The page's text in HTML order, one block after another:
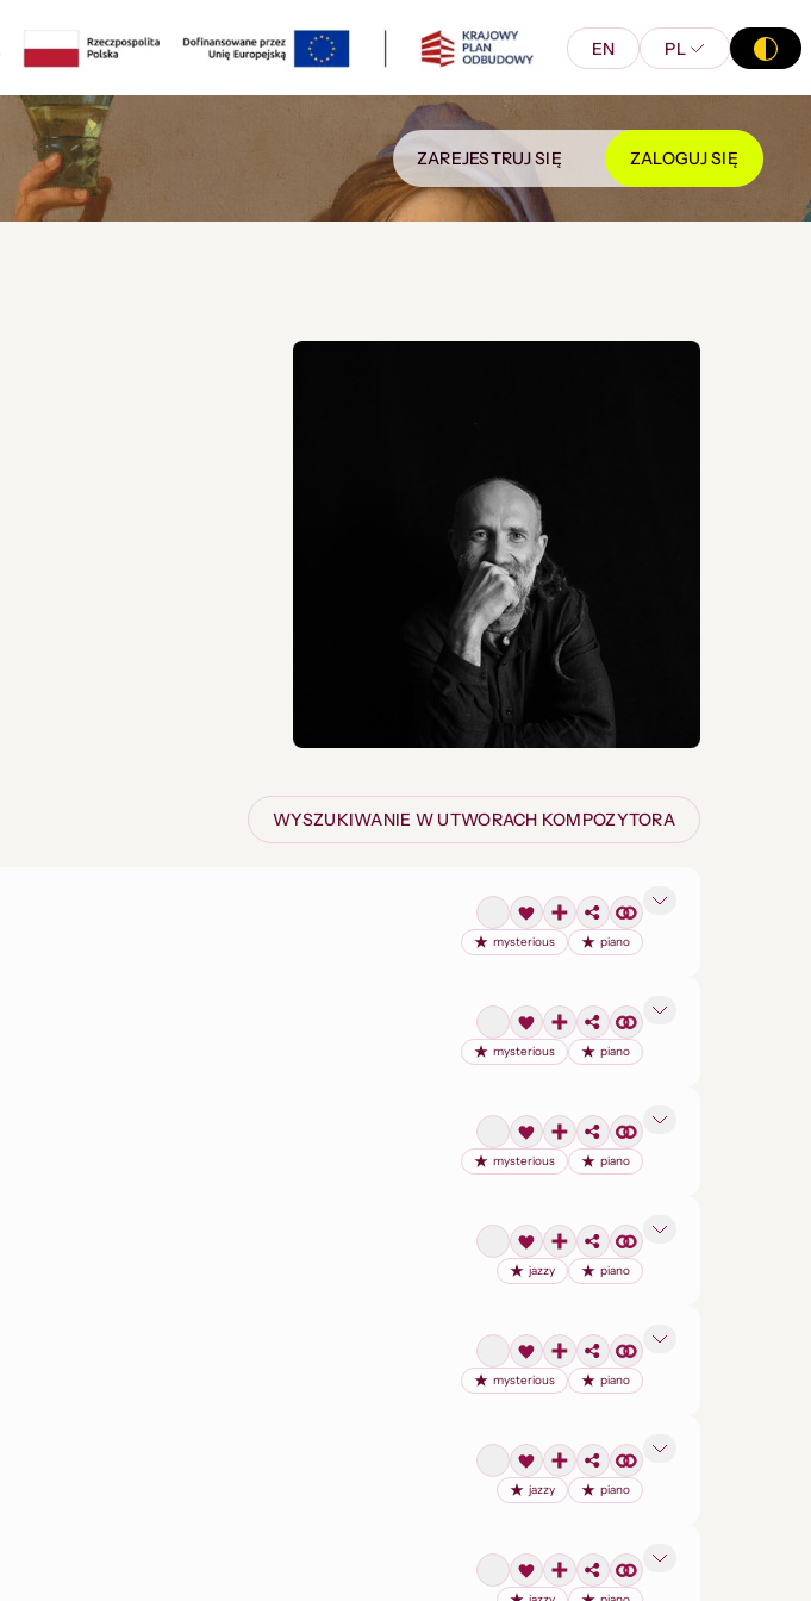
EN PL
ZAREJESTRUJ SIĘ ZALOGUJ SIĘ
WYSZUKIWANIE W UTWORACH KOMPOZYTORA
mysterious piano
mysterious piano
mysterious piano
jazzy piano
mysterious piano
jazzy piano